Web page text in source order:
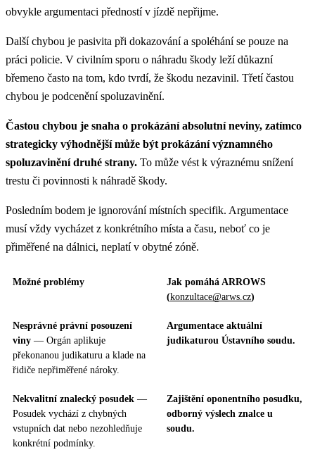
obvykle argumentaci předností v jízdě nepřijme.
Další chybou je pasivita při dokazování a spoléhání se pouze na
práci policie. V civilním sporu o náhradu škody leží důkazní
břemeno často na tom, kdo tvrdí, že škodu nezavinil. Třetí častou
chybou je podcenění spoluzavinění.
Častou chybou je snaha o prokázání absolutní neviny, zatímco
strategicky výhodnější může být prokázání významného
spoluzavinění druhé strany. To může vést k výraznému snížení
trestu či povinnosti k náhradě škody.
Posledním bodem je ignorování místních specifik. Argumentace
musí vždy vycházet z konkrétního místa a času, neboť co je
přiměřené na dálnici, neplatí v obytné zóně.
Možné problémy
Jak pomáhá ARROWS
(konzultace@arws.cz)
Nesprávné právní posouzení
viny — Orgán aplikuje
překonanou judikaturu a klade na
řidiče nepřiměřené nároky.
Argumentace aktuální
judikaturou Ústavního soudu.
Nekvalitní znalecký posudek —
Posudek vychází z chybných
vstupních dat nebo nezohledňuje
konkrétní podmínky.
Zajištění oponentního posudku,
odborný výslech znalce u
soudu.